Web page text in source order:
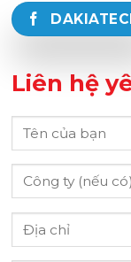
Liên hệ